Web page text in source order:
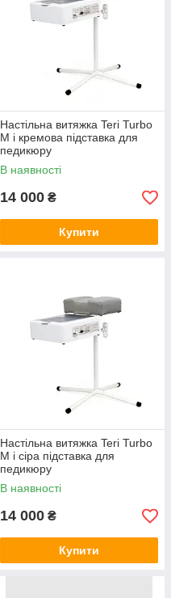
Настільна витяжка Teri Turbo
M і кремова підставка для
педикюру
В наявності
14 000 ₴
Купити
Настільна витяжка Teri Turbo
M і сіра підставка для
педикюру
В наявності
14 000 ₴
Купити